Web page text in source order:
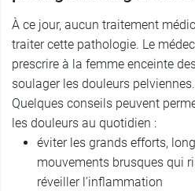
À ce jour, aucun traitement
traiter cette pathologie. Le
prescrire à la femme enceinte
soulager les douleurs pelviennes.
Quelques conseils peuvent
les douleurs au quotidien :
éviter les grands efforts,
mouvements brusques qui
réveiller l’inflammation